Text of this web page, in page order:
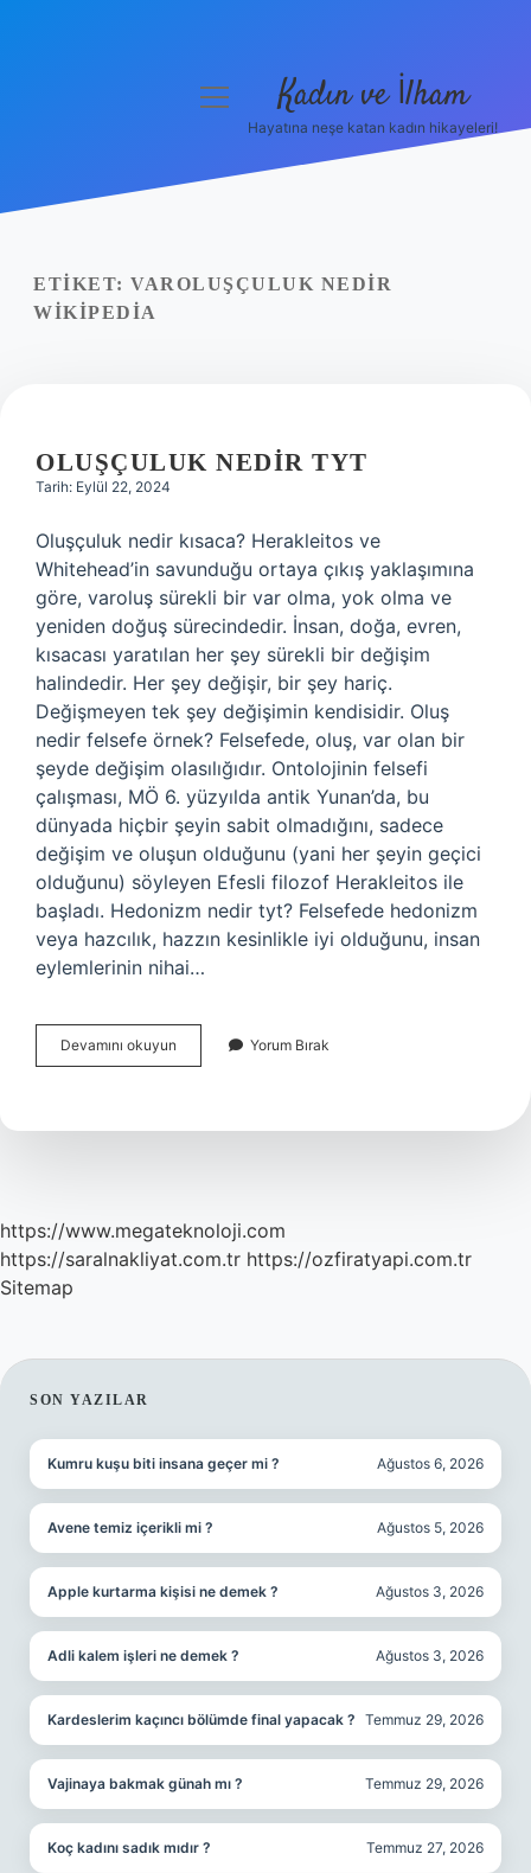
Yasal Uyarı
menüyü
Kadın ve İlham
Hayatına neşe katan kadın hikayeleri!
ETIKET: VAROLUŞÇULUK NEDIR
WIKIPEDIA
OLUŞÇULUK NEDIR TYT
Tarih: Eylül 22, 2024
Oluşçuluk nedir kısaca? Herakleitos ve
Whitehead’in savunduğu ortaya çıkış yaklaşımına
göre, varoluş sürekli bir var olma, yok olma ve
yeniden doğuş sürecindedir. İnsan, doğa, evren,
kısacası yaratılan her şey sürekli bir değişim
halindedir. Her şey değişir, bir şey hariç.
Değişmeyen tek şey değişimin kendisidir. Oluş
nedir felsefe örnek? Felsefede, oluş, var olan bir
şeyde değişim olasılığıdır. Ontolojinin felsefi
çalışması, MÖ 6. yüzyılda antik Yunan’da, bu
dünyada hiçbir şeyin sabit olmadığını, sadece
değişim ve oluşun olduğunu (yani her şeyin geçici
olduğunu) söyleyen Efesli filozof Herakleitos ile
başladı. Hedonizm nedir tyt? Felsefede hedonizm
veya hazcılık, hazzın kesinlikle iyi olduğunu, insan
eylemlerinin nihai…
Devamını okuyun Oluşçuluk
Nedir
Yorum Bırak
https://www.megateknoloji.com
https://saralnakliyat.com.tr https://ozfiratyapi.com.tr
Sitemap
SIDEBAR
SON YAZILAR
Kumru kuşu biti insana geçer mi ? Ağustos 6, 2026
Avene temiz içerikli mi ? Ağustos 5, 2026
Apple kurtarma kişisi ne demek ? Ağustos 3, 2026
Adli kalem işleri ne demek ? Ağustos 3, 2026
Kardeslerim kaçıncı bölümde final yapacak ? Temmuz 29, 2026
Vajinaya bakmak günah mı ? Temmuz 29, 2026
Koç kadını sadık mıdır ? Temmuz 27, 2026